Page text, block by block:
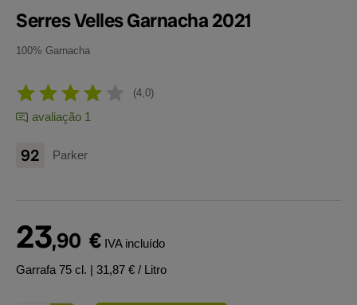
Serres Velles Garnacha 2021
100% Garnacha
4,0
avaliação 1
92 Parker
23,90 € IVA incluído
Garrafa 75 cl. | 31,87 € / Litro